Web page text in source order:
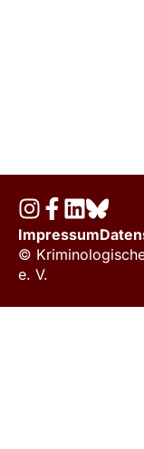
Impressum
©
e. V.